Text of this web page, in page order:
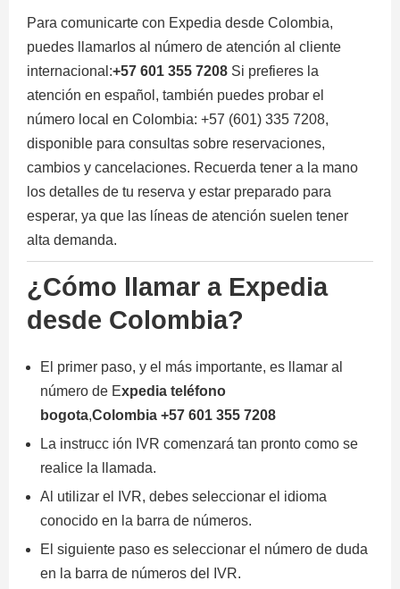
Para comunicarte con Expedia desde Colombia,
puedes llamarlos al número de atención al cliente
internacional:+57 601 355 7208 Si prefieres la
atención en español, también puedes probar el
número local en Colombia: +57 (601) 335 7208,
disponible para consultas sobre reservaciones,
cambios y cancelaciones. Recuerda tener a la mano
los detalles de tu reserva y estar preparado para
esperar, ya que las líneas de atención suelen tener
alta demanda.
¿Cómo llamar a Expedia
desde Colombia?
El primer paso, y el más importante, es llamar al
número de Expedia teléfono
bogota,Colombia +57 601 355 7208
La instrucc ión IVR comenzará tan pronto como se
realice la llamada.
Al utilizar el IVR, debes seleccionar el idioma
conocido en la barra de números.
El siguiente paso es seleccionar el número de duda
en la barra de números del IVR.